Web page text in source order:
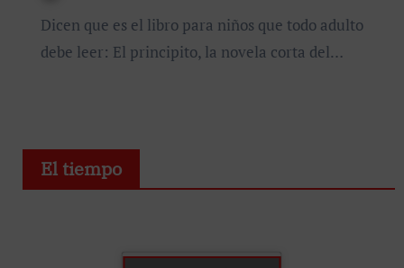
Dicen que es el libro para niños que todo adulto
debe leer: El principito, la novela corta del…
El tiempo